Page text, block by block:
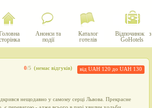
Анонси та
події
Каталог
готелів
Відпочинок з
GoHotels
0/5 (немає відгуків) від UAH 120 до UAH 130
нещодавно у самому серці Львова. Прекрасне